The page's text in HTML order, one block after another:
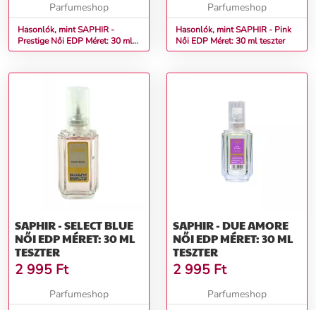
Parfumeshop
Hasonlók, mint SAPHIR -
Prestige Női EDP Méret: 30 ml
teszter
Parfumeshop
Hasonlók, mint SAPHIR - Pink
Női EDP Méret: 30 ml teszter
SAPHIR - SELECT BLUE
NŐI EDP MÉRET: 30 ML
TESZTER
2 995 Ft
Parfumeshop
SAPHIR - DUE AMORE
NŐI EDP MÉRET: 30 ML
TESZTER
2 995 Ft
Parfumeshop